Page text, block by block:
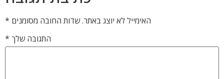
האימייל לא יוצג באתר.שדות החובה מסומנים *
התגובה שלך *